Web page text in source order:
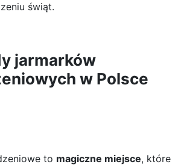
świąt.
jarmarków
w Polsce
to magiczne miejsce, które